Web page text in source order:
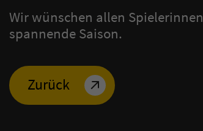
Wir wünschen allen
spannende Saison.
Zurück